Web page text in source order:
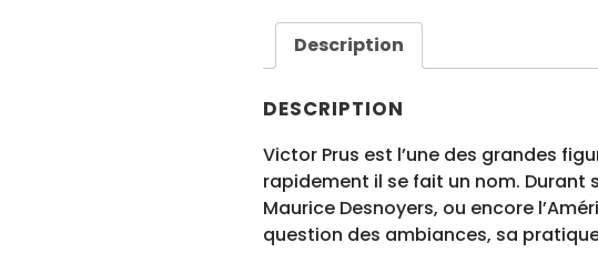
Description
DESCRIPTION
Victor Prus est l’une des grandes
rapidement il se fait un nom. Durant
Maurice Desnoyers, ou encore
question des ambiances, sa